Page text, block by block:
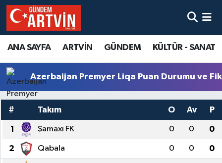
ANA SAYFA ARTVİN GÜNDEM KÜLTÜR - SANAT
Azerbaijan Premyer Liqa Puan Durumu ve
# Takım O Av P
1 Şamaxı FK 0 0 0
2 Qabala 0 0 0